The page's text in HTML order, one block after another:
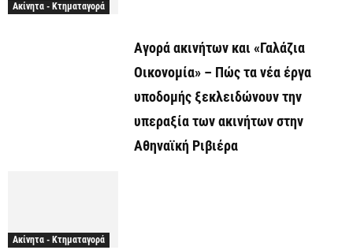
Ακίνητα - Κτηματαγορά
Αγορά ακινήτων και «Γαλάζια
Οικονομία» – Πώς τα νέα έργα
υποδομής ξεκλειδώνουν την
υπεραξία των ακινήτων στην
Αθηναϊκή Ριβιέρα
Ακίνητα - Κτηματαγορά